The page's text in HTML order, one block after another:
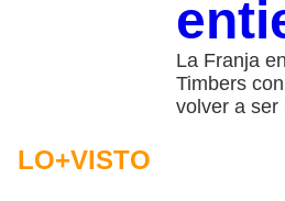
La Franja
Timbers
volver a ser
LO+VISTO